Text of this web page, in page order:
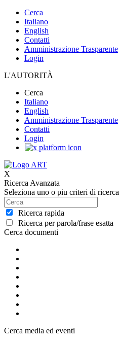
Cerca
Italiano
English
Contatti
Amministrazione Trasparente
Login
L'AUTORITÀ
Cerca
Italiano
English
Amministrazione Trasparente
Contatti
Login
X
Ricerca Avanzata
Seleziona uno o piu criteri di ricerca
Ricerca rapida
Ricerca per parola/frase esatta
Cerca documenti
Cerca media ed eventi